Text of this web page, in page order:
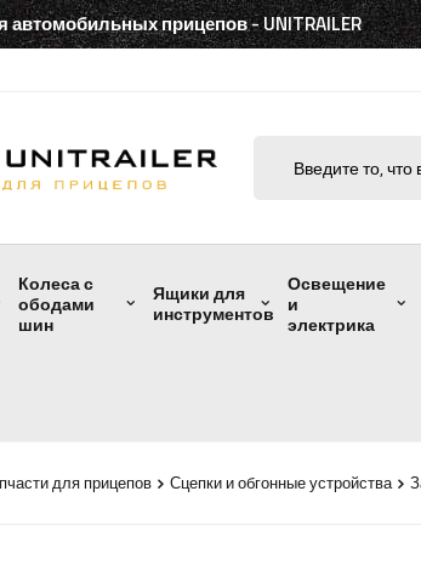
автомобильных прицепов - UNITRAILER
Колеса с
ободами
шин
Ящики для
инструментов
Освещение
и
электрика
для прицепов Сцепки и обгонные устройства